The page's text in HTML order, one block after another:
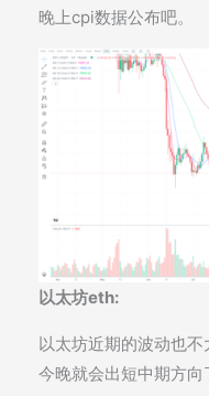
晚上cpi数据公布吧。
以太坊eth:
以太坊近期的波动也
今晚就会出短中期方向